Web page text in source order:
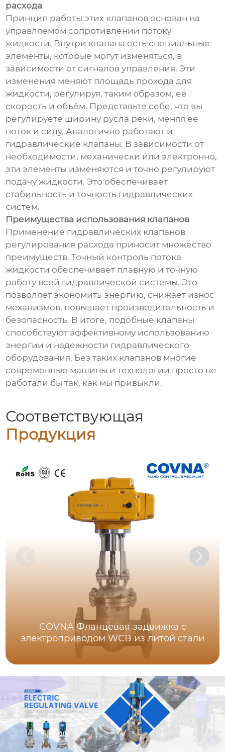
расхода
Принцип работы этих клапанов основан на
управляемом сопротивлении потоку
жидкости. Внутри клапана есть специальные
элементы, которые могут изменяться, в
зависимости от сигналов управления. Эти
изменения меняют площадь прохода для
жидкости, регулируя, таким образом, её
скорость и объём. Представьте себе, что вы
регулируете ширину русла реки, меняя её
поток и силу. Аналогично работают и
гидравлические клапаны. В зависимости от
необходимости, механически или электронно,
эти элементы изменяются и точно регулируют
подачу жидкости. Это обеспечивает
стабильность и точность гидравлических
систем.
Преимущества использования клапанов
Применение гидравлических клапанов
регулирования расхода приносит множество
преимуществ. Точный контроль потока
жидкости обеспечивает плавную и точную
работу всей гидравлической системы. Это
позволяет экономить энергию, снижает износ
механизмов, повышает производительность и
безопасность. В итоге, подобные клапаны
способствуют эффективному использованию
энергии и надежности гидравлического
оборудования. Без таких клапанов многие
современные машины и технологии просто не
работали бы так, как мы привыкли.
Соответствующая
Продукция
COVNA Фланцевая задвижка с
электроприводом WCB из литой стали